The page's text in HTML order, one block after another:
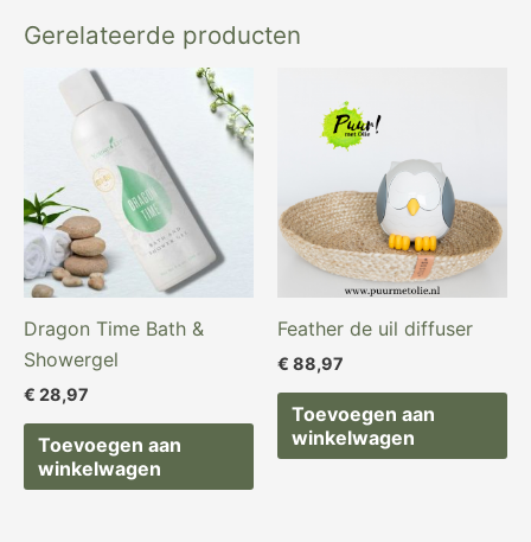
Gerelateerde producten
Dragon Time Bath &
Showergel
€ 28,97
Toevoegen aan
winkelwagen
Feather de uil diffuser
€ 88,97
Toevoegen aan
winkelwagen